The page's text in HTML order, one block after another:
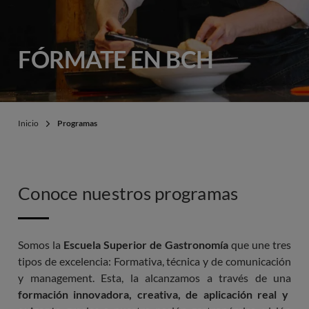
FÓRMATE EN BCH
Inicio Programas
Conoce nuestros programas
Somos la Escuela Superior de Gastronomía que une tres
tipos de excelencia: Formativa, técnica y de comunicación
y management. Esta, la alcanzamos a través de una
formación innovadora, creativa, de aplicación real y